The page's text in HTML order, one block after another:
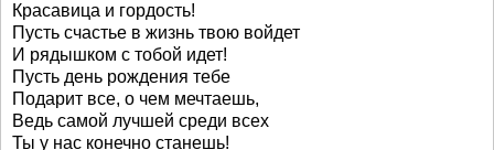
Красавица и гордость!
Пусть счастье в жизнь твою войдет
И рядышком с тобой идет!
Пусть день рождения тебе
Подарит все, о чем мечтаешь,
Ведь самой лучшей среди всех
Ты у нас конечно станешь!